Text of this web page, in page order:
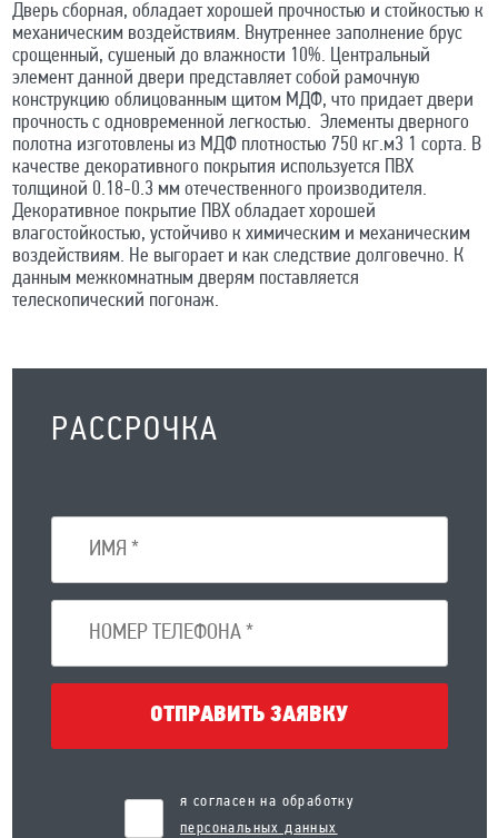
Дверь сборная, обладает хорошей прочностью и стойкостью к
механическим воздействиям. Внутреннее заполнение брус
срощенный, сушеный до влажности 10%. Центральный
элемент данной двери представляет собой рамочную
конструкцию облицованным щитом МДФ, что придает двери
прочность с одновременной легкостью. Элементы дверного
полотна изготовлены из МДФ плотностью 750 кг.м3 1 сорта. В
качестве декоративного покрытия используется ПВХ
толщиной 0.18-0.3 мм отечественного производителя.
Декоративное покрытие ПВХ обладает хорошей
влагостойкостью, устойчиво к химическим и механическим
воздействиям. Не выгорает и как следствие долговечно. К
данным межкомнатным дверям поставляется
телескопический погонаж.
РАССРОЧКА
ОТПРАВИТЬ ЗАЯВКУ
я согласен на обработку
персональных данных